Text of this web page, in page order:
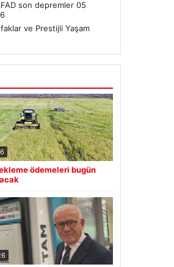
son depremler 05
ve Prestijli Yaşam
ödemeleri bugün